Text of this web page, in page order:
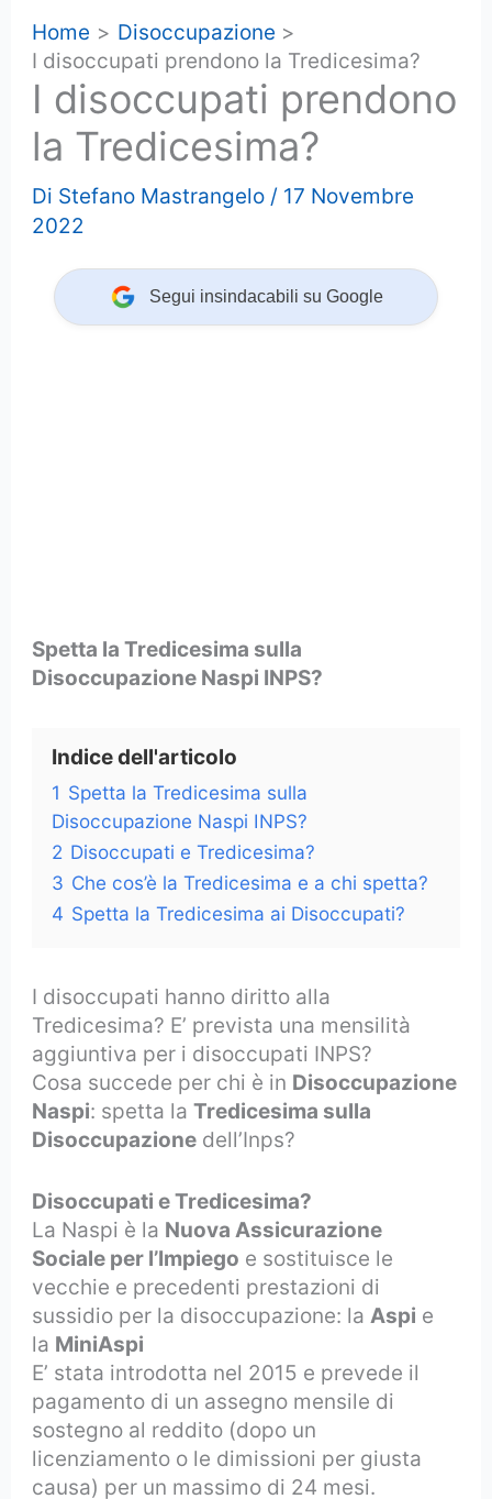
Home
Disoccupazione
I disoccupati prendono la Tredicesima?
I disoccupati prendono
la Tredicesima?
Di Stefano Mastrangelo / 17 Novembre
2022
Segui insindacabili su Google
Spetta la Tredicesima sulla
Disoccupazione Naspi INPS?
Indice dell'articolo
1 Spetta la Tredicesima sulla
Disoccupazione Naspi INPS?
2 Disoccupati e Tredicesima?
3 Che cos’è la Tredicesima e a chi spetta?
4 Spetta la Tredicesima ai Disoccupati?
I disoccupati hanno diritto alla
Tredicesima? E’ prevista una mensilità
aggiuntiva per i disoccupati INPS?
Cosa succede per chi è in Disoccupazione
Naspi: spetta laTredicesima sulla
Disoccupazione dell’Inps?
Disoccupati e Tredicesima?
La Naspi è la Nuova Assicurazione
Sociale per l’Impiego e sostituisce le
vecchie e precedenti prestazioni di
sussidio per la disoccupazione: laAspi e
la MiniAspi
E’ stata introdotta nel 2015 e prevede il
pagamento di un assegno mensile di
sostegno al reddito (dopo un
licenziamento o le dimissioni per giusta
causa) per un massimo di 24 mesi.